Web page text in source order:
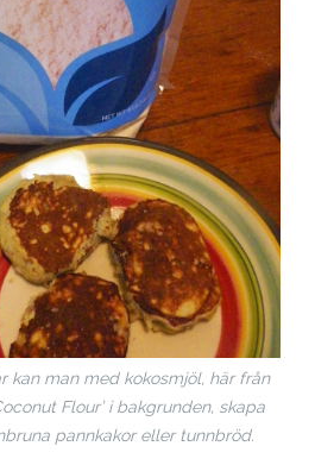
kan man med kokosmjöl, här från
Flour’ i bakgrunden, skapa
pannkakor eller tunnbröd.